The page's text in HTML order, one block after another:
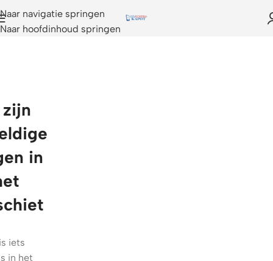
Naar navigatie springen
Naar hoofdinhoud springen
in
iets
in het